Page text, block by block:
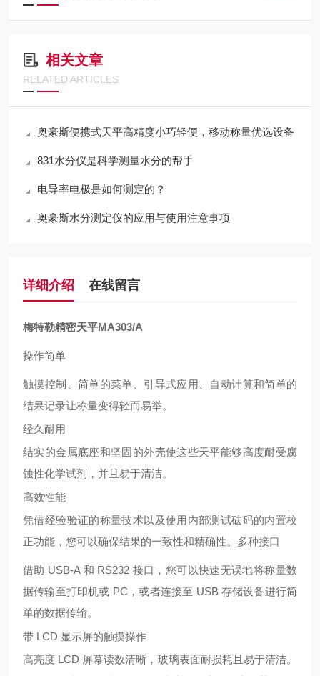
相关文章
RELATED ARTICLES
奥豪斯便携式天平高精度小巧轻便，移动称量优选设备
831水分仪是科学测量水分的帮手
电导率电极是如何测定的？
奥豪斯水分测定仪的应用与使用注意事项
详细介绍 在线留言
梅特勒精密天平MA303/A
操作简单
触摸控制、简单的菜单、引导式应用、自动计算和简单的
结果记录让称量变得轻而易举。
经久耐用
结实的金属底座和坚固的外壳使这些天平能够高度耐受腐
蚀性化学试剂，并且易于清洁。
高效性能
凭借经验验证的称量技术以及使用内部测试砝码的内置校
正功能，您可以确保结果的一致性和精确性。多种接口
借助 USB-A 和 RS232 接口，您可以快速无误地将称量数
据传输至打印机或 PC，或者连接至 USB 存储设备进行简
单的数据传输。
带 LCD 显示屏的触摸操作
高亮度 LCD 屏幕读数清晰，玻璃表面耐损耗且易于清洁。